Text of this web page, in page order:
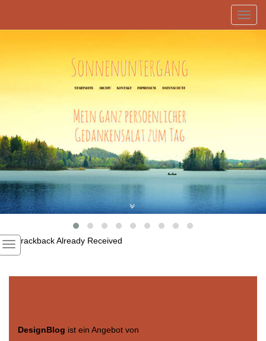
1 Trackback Already Received
DesignBlog ist ein Angebot von